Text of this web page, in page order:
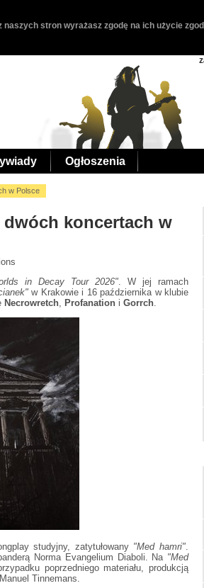
stron wyrażasz zgodę na ich użycie
Ogłoszenia
w Polsce
koncertach w
in Decay Tour 2026" . W jej ramach
w Krakowie i 16 października w klubie
Necrowretch Profanation i Gorrch
studyjny, zatytułowany"Med hamri"
Norma Evangelium Diaboli. Na "Med
poprzedniego materiału, produkcją
Tinnemans.